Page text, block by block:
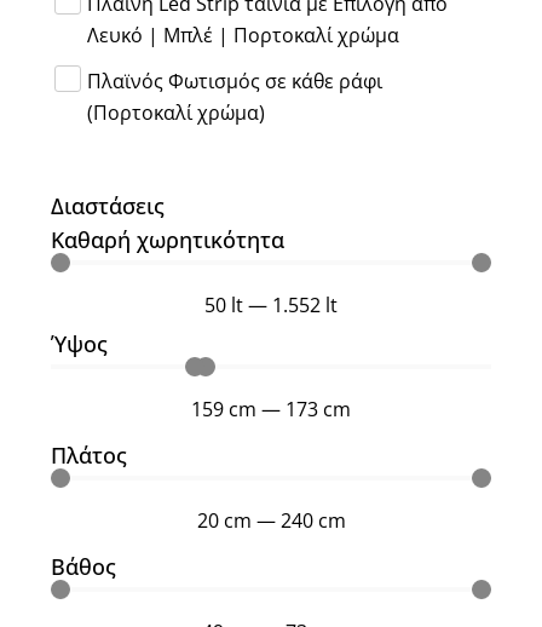
Λευκό | Μπλέ | Πορτοκαλί χρώμα
Πλαϊνός Φωτισμός σε κάθε ράφι
(Πορτοκαλί χρώμα)
Διαστάσεις
Kαθαρή χωρητικότητα
50 lt— 1.552 lt
Ύψος
159 cm — 173 cm
Πλάτος
20 cm —240 cm
Βάθος